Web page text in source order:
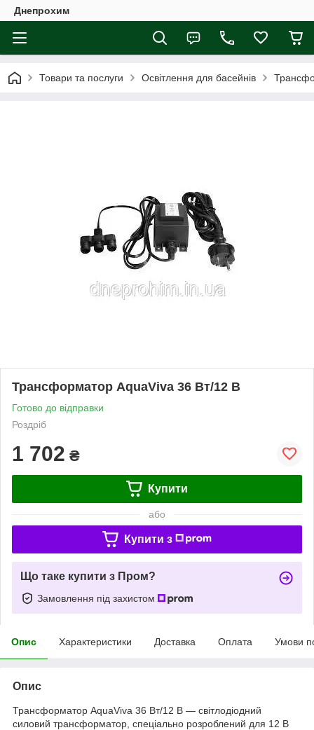
Днепрохим
Товари та послуги Освітлення для басейнів
Трансформатор AquaViva 36 Вт/12 В
Готово до відправки
Роздріб
1 702 ₴
Купити
або
Купити з
Що таке купити з Пром?
Замовлення під захистом
Опис Характеристики Доставка Оплата Умови
Опис
Трансформатор AquaViva 36 Вт/12 В — світлодіодний
силовий трансформатор, спеціально розроблений для 12 В